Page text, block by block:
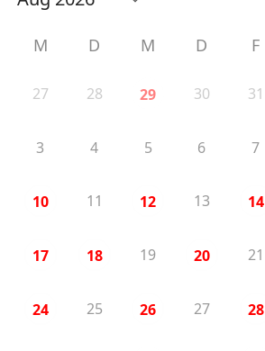
M D M D F
27 28 29 30 31
3 4 5 6 7
10 11 12 13 14
17 18 19 20 21
24 25 26 27 28